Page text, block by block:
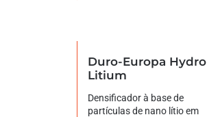
Duro-Europa Hydro
Litium
Densificador à base de
partículas de nano lítio em